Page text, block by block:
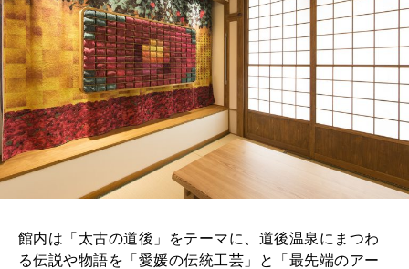
館内は「太古の道後」をテーマに、道後温泉にまつわ
る伝説や物語を「愛媛の伝統工芸」と「最先端のアー